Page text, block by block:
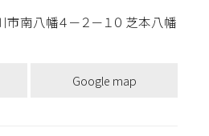
市南八幡４－２－１０ 芝本八幡
Google map